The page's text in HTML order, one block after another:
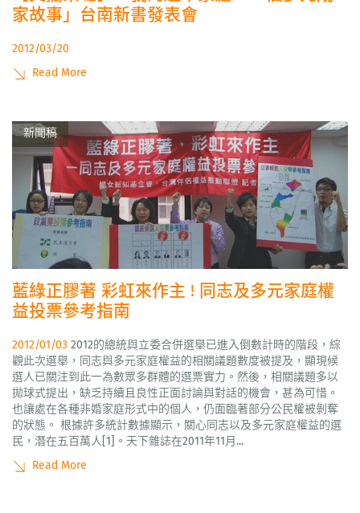
家故事」台南新書發表會
2012/03/20
Read More
新聞稿
藍綠正膠著 彩虹來作主 ! 同志及多元家庭權
益投票參考指南
2012/01/03 2012的總統與立委合併選舉已進入倒數計時的階段，綜
觀此次選舉，同志與多元家庭權益的相關議題數度被提及，顯現候
選人已關注到此一為數眾多群體的選票實力。然後，相關議題多以
拋球式提出，缺乏持續且良性正面討論與對話的機會，甚為可惜。
也讓處在各種非婚家庭形式中的個人，仍面臨著部分公民權被剝奪
的狀態。 根據許多統計數據顯示，關心同志以及多元家庭權益的選
民，潛在五百萬人[1]。天下雜誌在2011年11月...
Read More